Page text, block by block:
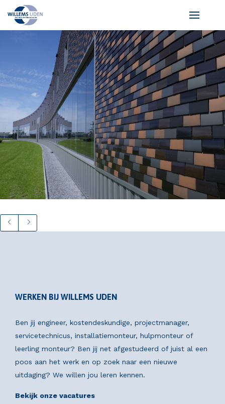
WERKEN BIJ WILLEMS UDEN
Ben jij engineer, kostendeskundige, projectmanager,
servicetechnicus, installatiemonteur, hulpmonteur of
leerling monteur? Ben jij net afgestudeerd of juist al een
poos aan het werk en op zoek naar een nieuwe
uitdaging? We willen jou leren kennen.
Bekijk onze vacatures